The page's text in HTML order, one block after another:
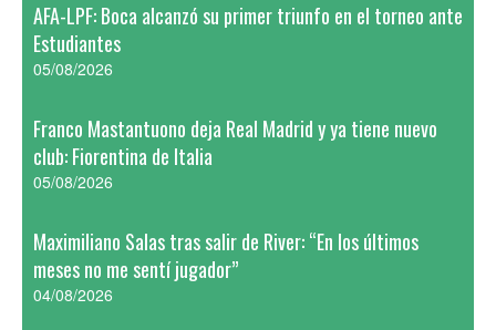
AFA-LPF: Boca alcanzó su primer triunfo en el torneo ante
Estudiantes
05/08/2026
Franco Mastantuono deja Real Madrid y ya tiene nuevo
club: Fiorentina de Italia
05/08/2026
Maximiliano Salas tras salir de River: “En los últimos
meses no me sentí jugador”
04/08/2026